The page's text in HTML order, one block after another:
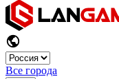
Все города